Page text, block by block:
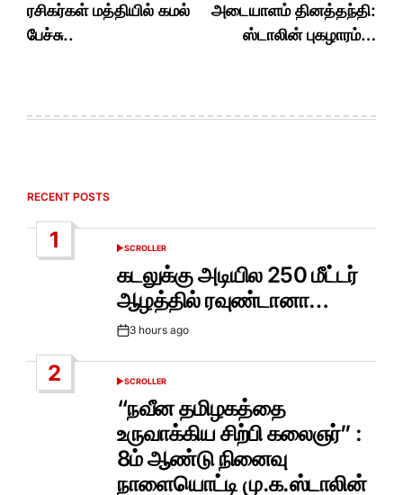
ரசிகர்கள் மத்தியில் கமல்
பேச்சு..
அடையாளம் தினத்தந்தி:
ஸ்டாலின் புகழாரம்…
RECENT POSTS
1
POSTED
SCROLLER
கடலுக்கு அடியில 250 மீட்டர்
ஆழத்தில் ரவுண்டானா…
Post3 hours ago
2
POSTED
SCROLLER
“நவீன தமிழகத்தை
உருவாக்கிய சிற்பி கலைஞர்” :
8ம் ஆண்டு நினைவு
நாளையொட்டி மு.க.ஸ்டாலின்